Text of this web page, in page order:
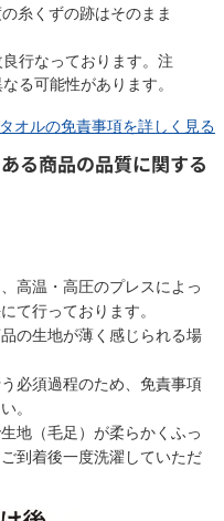
糸くずの跡はそのまま
行なっております。注
る可能性があります。
タオルの免責事項を詳しく見る
る商品の品質に関する
高温・高圧のプレスによっ
て行っております。
の生地が薄く感じられる場
必須過程のため、免責事項
。
地（毛足）が柔らかくふっ
到着後一度洗濯していただ